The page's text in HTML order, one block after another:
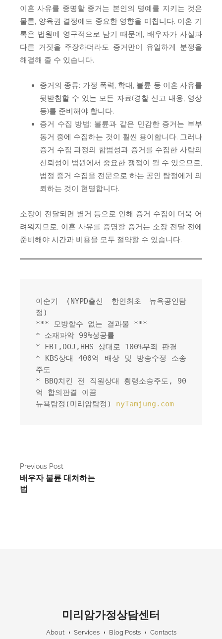
이혼 사유를 증명할 증거는 본인의 명예를 지키는 것은
물론, 양육권 결정에도 중요한 영향을 미칩니다. 이혼 기
록은 법원에 영구적으로 남기 때문에, 배우자가 사실과
다른 거짓을 주장하더라도 증거만이 유일하게 분쟁을
해결해 줄 수 있습니다.
증거의 종류: 가정 폭력, 학대, 불륜 등 이혼 사유를
뒷받침할 수 있는 모든 자료(경찰 신고 내용, 영상
등)를 준비해야 합니다.
증거 수집 방법: 불륜과 같은 민감한 증거는 부부
동거 중에 수집하는 것이 훨씬 용이합니다. 그러나
증거 수집 과정의 합법성과 증거를 수집한 사람의
신뢰성이 법원에서 중요한 쟁점이 될 수 있으므로,
법정 증거 수집을 전문으로 하는 공인 탐정에게 의
뢰하는 것이 현명합니다.
소장이 전달되면 별거 등으로 인해 증거 수집이 더욱 어
려워지므로, 이혼 사유를 증명할 증거는 소장 전달 전에
준비해야 시간과 비용을 모두 절약할 수 있습니다.
이순기 (NYPD출신 한인최초 뉴욕공인탐
정)
*** 모방할수 없는 결과물 ***
* 소재파악 99%성공률
* FBI,DOJ,HHS 상대로 100%무죄 판결
* KBS상대 400억 배상 및 방송수정 소송
주도
* BBQ치킨 전 직원상대 횡령소송주도, 90
억 합의판결 이끔
뉴욕탐정(미리암탐정) nyTamjung.com
P
o
Previous Post
배우자 불륜 대처하는
법
미리암가정상담센터
About Services Blog Posts Contacts